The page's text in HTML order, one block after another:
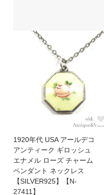
1920年代 USA アールデコ
アンティーク ギロッシュ
エナメル ローズ チャーム
ペンダント ネックレス
【SILVER925】【N-
27411】